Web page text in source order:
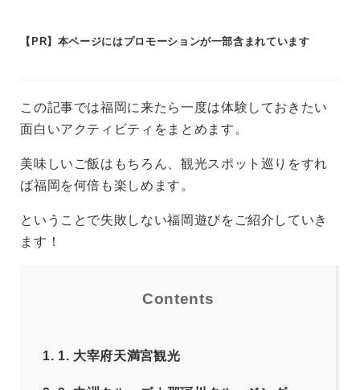
【PR】本ページにはプロモーションが一部含まれています
この記事では福岡に来たら一度は体験しておきたい
面白いアクティビティをまとめます。
美味しいご飯はもちろん、観光スポット巡りをすれ
ば福岡を何倍も楽しめます。
ということで失敗しない福岡遊びをご紹介していき
ます！
Contents
1. 1. 大宰府天満宮観光